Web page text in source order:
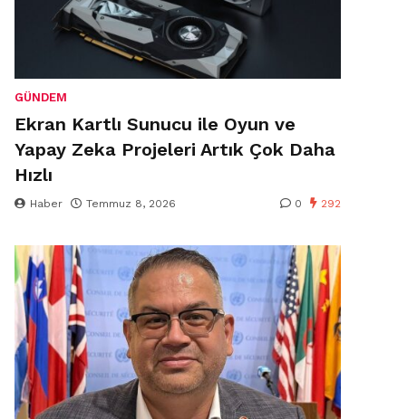
GÜNDEM
Ekran Kartlı Sunucu ile Oyun ve
Yapay Zeka Projeleri Artık Çok Daha
Hızlı
Haber Temmuz 8, 2026 0 292